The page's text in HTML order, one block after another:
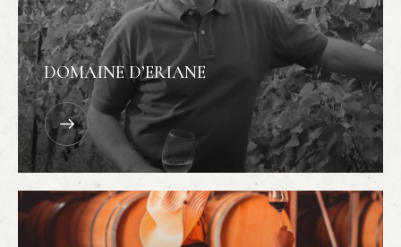
DOMAINE D’ERIANE